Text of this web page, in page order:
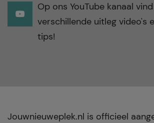
Op ons YouTube kanaal
verschillende uitleg video's
tips!
Jouwnieuweplek.nl is officieel